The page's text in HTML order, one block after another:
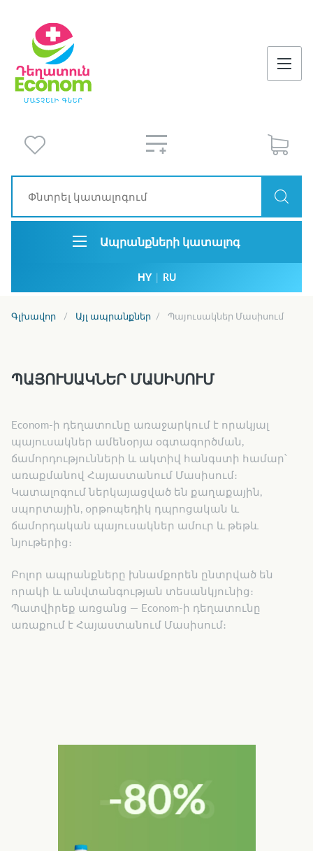
Ապրանքների կատալոգ
HY | RU
Գլխավոր Այլ ապրանքներ Պայուսակներ Մասիսում
ՊԱՅՈՒՍԱԿՆԵՐ ՄԱՍԻՍՈՒՄ
Econom-ի դեղատունը առաջարկում է որակյալ
պայուսակներ ամենօրյա օգտագործման,
ճամորդությունների և ակտիվ հանգստի համար՝
առաքմանով Հայաստանում Մասիսում։
Կատալոգում ներկայացված են քաղաքային,
սպորտային, օրթոպեդիկ դպրոցական և
ճամորդական պայուսակներ ամուր և թեթև
նյութերից։
Բոլոր ապրանքները խնամքորեն ընտրված են
որակի և անվտանգության տեսանկյունից։
Պատվիրեք առցանց — Econom-ի դեղատունը
առաքում է Հայաստանում Մասիսում։